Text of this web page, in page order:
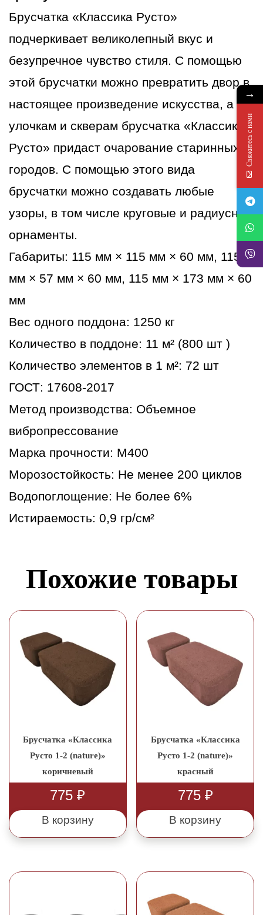
желтый
Брусчатка «Классика Русто»
подчеркивает великолепный вкус и
безупречное чувство стиля. С помощью
этой брусчатки можно превратить двор в
настоящее произведение искусства, а
улочкам и скверам брусчатка «Классика
Русто» придаст очарование старинных
городов. С помощью этого вида
брусчатки можно создавать любые
узоры, в том числе круговые и радиусные
орнаменты.
Габариты: 115 мм × 115 мм × 60 мм, 115
мм × 57 мм × 60 мм, 115 мм × 173 мм × 60
мм
Вес одного поддона: 1250 кг
Количество в поддоне: 11 м² (800 шт )
Количество элементов в 1 м²: 72 шт
ГОСТ: 17608-2017
Метод производства: Объемное
вибропрессование
Марка прочности: М400
Морозостойкость: Не менее 200 циклов
Водопоглощение: Не более 6%
Истираемость: 0,9 гр/см²
Похожие товары
Брусчатка «Классика
Русто 1-2 (nature)»
коричневый
775₽
В корзину
Брусчатка «Классика
Русто 1-2 (nature)»
красный
775 ₽
В корзину
→
Свяжитесь с нами